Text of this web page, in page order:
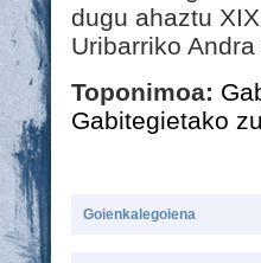
dugu ahaztu
Uribarriko
Toponimoa:
Gabitegietako
Goienkalegoiena